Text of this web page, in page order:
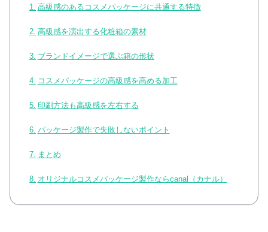
高級感のあるコスメパッケージに共通する特徴
高級感を演出する化粧箱の素材
ブランドイメージで選ぶ箱の形状
コスメパッケージの高級感を高める加工
印刷方法も高級感を左右する
パッケージ製作で失敗しないポイント
まとめ
オリジナルコスメパッケージ製作ならcanal（カナル）